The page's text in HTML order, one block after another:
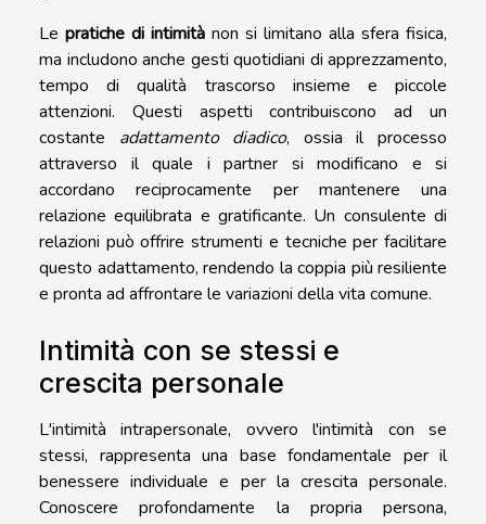
Le pratiche di intimità non si limitano alla sfera fisica,
ma includono anche gesti quotidiani di apprezzamento,
tempo di qualità trascorso insieme e piccole
attenzioni. Questi aspetti contribuiscono ad un
costante adattamento diadico, ossia il processo
attraverso il quale i partner si modificano e si
accordano reciprocamente per mantenere una
relazione equilibrata e gratificante. Un consulente di
relazioni può offrire strumenti e tecniche per facilitare
questo adattamento, rendendo la coppia più resiliente
e pronta ad affrontare le variazioni della vita comune.
Intimità con se stessi e
crescita personale
L'intimità intrapersonale, ovvero l'intimità con se
stessi, rappresenta una base fondamentale per il
benessere individuale e per la crescita personale.
Conoscere profondamente la propria persona,